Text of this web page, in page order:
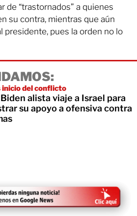
de “trastornados” a quienes
su contra, mientras que aún
presidente, pues la orden no lo
inicio del conflicto
alista viaje a Israel para
su apoyo a ofensiva contra